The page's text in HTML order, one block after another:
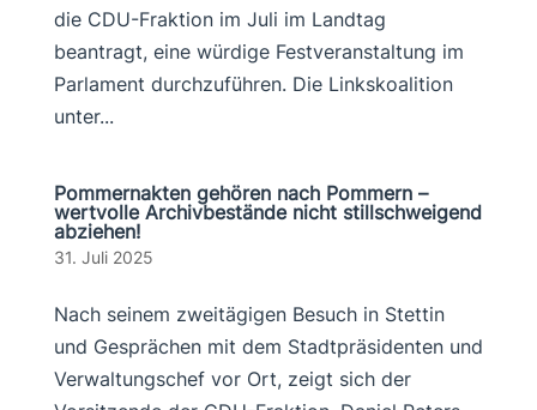
die CDU-Fraktion im Juli im Landtag
beantragt, eine würdige Festveranstaltung im
Parlament durchzuführen. Die Linkskoalition
unter...
Pommernakten gehören nach Pommern –
wertvolle Archivbestände nicht stillschweigend
abziehen!
31. Juli 2025
Nach seinem zweitägigen Besuch in Stettin
und Gesprächen mit dem Stadtpräsidenten und
Verwaltungschef vor Ort, zeigt sich der